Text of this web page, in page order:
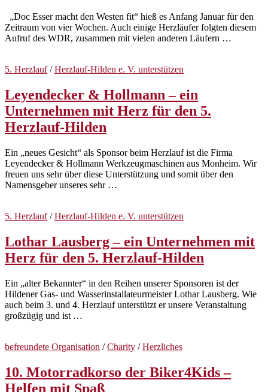
„Doc Esser macht den Westen fit“ hieß es Anfang Januar für den
Zeitraum von vier Wochen. Auch einige Herzläufer folgten diesem
Aufruf des WDR, zusammen mit vielen anderen Läufern …
5. Herzlauf/Herzlauf-Hilden e. V. unterstützen
Leyendecker & Hollmann – ein
Unternehmen mit Herz für den 5.
Herzlauf-Hilden
Ein „neues Gesicht“ als Sponsor beim Herzlauf ist die Firma
Leyendecker & Hollmann Werkzeugmaschinen aus Monheim. Wir
freuen uns sehr über diese Unterstützung und somit über den
Namensgeber unseres sehr …
5. Herzlauf/Herzlauf-Hilden e. V. unterstützen
Lothar Lausberg – ein Unternehmen mit
Herz für den 5. Herzlauf-Hilden
Ein „alter Bekannter“ in den Reihen unserer Sponsoren ist der
Hildener Gas- und Wasserinstallateurmeister Lothar Lausberg. Wie
auch beim 3. und 4. Herzlauf unterstützt er unsere Veranstaltung
großzügig und ist …
befreundete Organisation /Charity /Herzliches
10. Motorradkorso der Biker4Kids –
Helfen mit Spaß